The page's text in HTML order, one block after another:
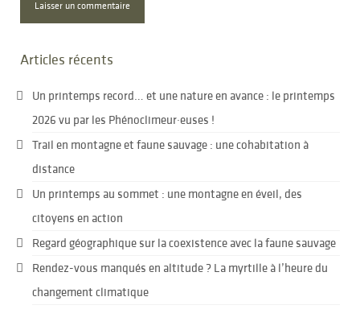
Articles récents
Un printemps record… et une nature en avance : le printemps
2026 vu par les Phénoclimeur·euses !
Trail en montagne et faune sauvage : une cohabitation à
distance
Un printemps au sommet : une montagne en éveil, des
citoyens en action
Regard géographique sur la coexistence avec la faune sauvage
Rendez-vous manqués en altitude ? La myrtille à l’heure du
changement climatique